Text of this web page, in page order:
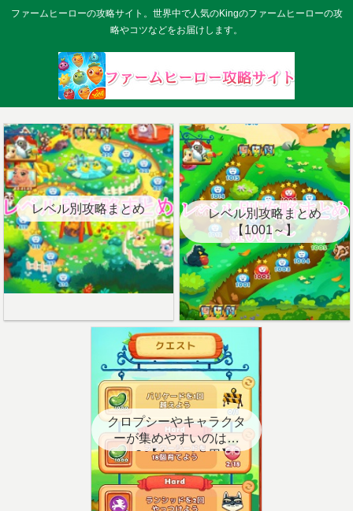
ファームヒーローの攻略サイト。世界中で人気のKingのファームヒーローの攻
略やコツなどをお届けします。
レベル別攻略まとめ
レベル別攻略まとめ
【1001～】
クロプシーやキャラクタ
ーが集めやすいのはど
こ？【クエスト用】